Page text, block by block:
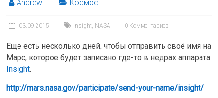
Andrew Космос
03.09.2015 Insight, NASA 0 Комментариев
Ещё есть несколько дней, чтобы отправить своё имя на
Марс, которое будет записано где-то в недрах аппарата
Insight.
http://mars.nasa.gov/participate/send-your-name/insight/